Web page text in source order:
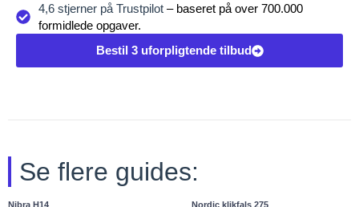
4,6 stjerner på Trustpilot– baseret på over 700.000
formidlede opgaver.
Bestil 3 uforpligtende tilbud
Se flere guides:
Nibra H14 Nordic klikfals 275